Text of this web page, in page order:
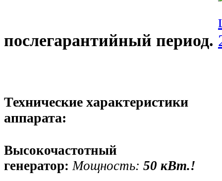
послегарантийный период.
Технические характеристики
аппарата:
Высокочастотный
генератор:Мощность: 50 кВт.!